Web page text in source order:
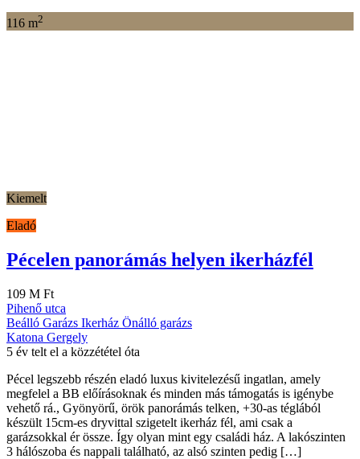
116 m2
Kiemelt
Eladó
Pécelen panorámás helyen ikerházfél
109 M Ft
Pihenő utca
Beálló Garázs Ikerház Önálló garázs
Katona Gergely
5 év telt el a közzététel óta
Pécel legszebb részén eladó luxus kivitelezésű ingatlan, amely
megfelel a BB előírásoknak és minden más támogatás is igénybe
vehető rá., Gyönyörű, örök panorámás telken, +30-as téglából
készült 15cm-es dryvittal szigetelt ikerház fél, ami csak a
garázsokkal ér össze. Így olyan mint egy családi ház. A lakószinten
3 hálószoba és nappali található, az alsó szinten pedig […]